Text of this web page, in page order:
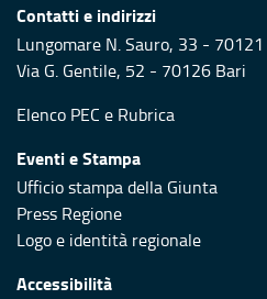
Contatti e indirizzi
Lungomare N. Sauro, 33 -
Via G. Gentile, 52 - 70126 Bari
Elenco PEC e Rubrica
Eventi e Stampa
Ufficio stampa della Giunta
Press Regione
Logo e identità regionale
Accessibilità